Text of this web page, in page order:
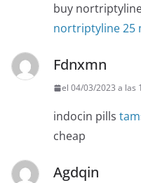
buy
nortriptyline 25
Fdnxmn
el 04/03/2023 a las
indocin pills
cheap
Agdqin